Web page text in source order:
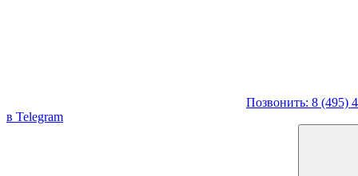
Позвонить: 8 (495)
в Telegram